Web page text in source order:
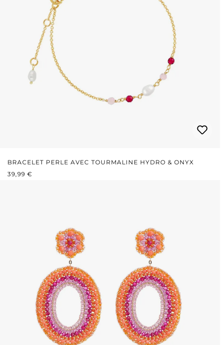
BRACELET PERLE AVEC TOURMALINE HYDRO & ONYX
PRIX RÉGULIER :
39,99 €